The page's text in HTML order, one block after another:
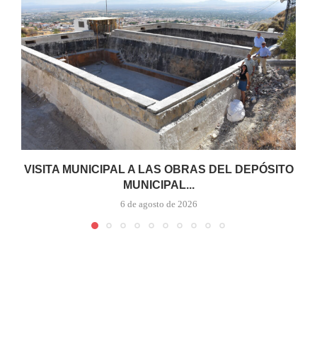
VISITA MUNICIPAL A LAS OBRAS DEL DEPÓSITO
MUNICIPAL...
6 de agosto de 2026